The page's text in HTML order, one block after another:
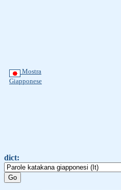
Mostra
Giapponese
dict: